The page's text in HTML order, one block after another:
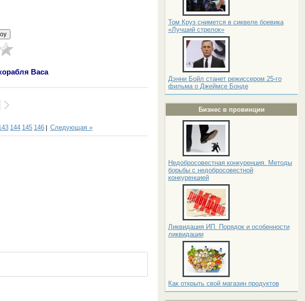
Том Круз снимется в сиквеле боевика
«Лучший стрелок»
Дэнни Бойл станет режиссером 25-го
фильма о Джеймсе Бонде
Бизнес в провинции
Недобросовестная конкуренция. Методы
борьбы с недобросовестной
конкуренцией
Ликвидация ИП. Порядок и особенности
ликвидации
Как открыть свой магазин продуктов
Васа
144 145 146| Следующая »